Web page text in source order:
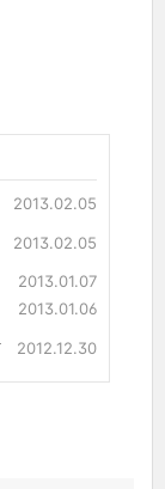
2013.02.05
2013.02.05
2013.01.07
2013.01.06
2012.12.30